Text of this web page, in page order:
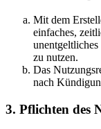
Mit dem
einfaches,
zu nutzen.
Das
nach
3. Pflichten des